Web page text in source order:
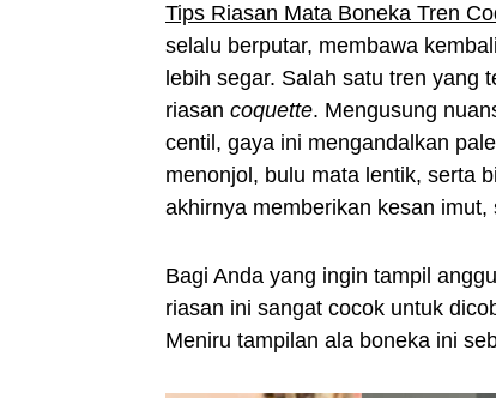
Tips Riasan Mata Boneka Tren
selalu berputar, membawa
lebih segar. Salah satu tren yang
riasan coquette. Mengusung
centil, gaya ini mengandalkan
menonjol, bulu mata lentik, serta
akhirnya memberikan kesan
Bagi Anda yang ingin tampil
riasan ini sangat cocok untuk
Meniru tampilan ala boneka ini